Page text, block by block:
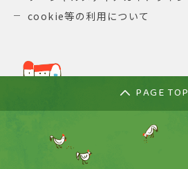
cookie等の利用について
PAGE TOP